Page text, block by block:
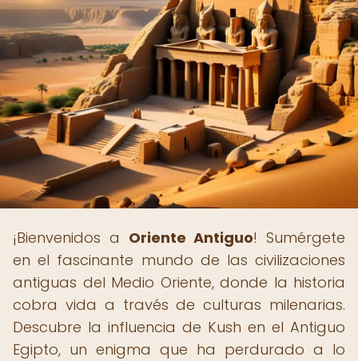
¡Bienvenidos a Oriente Antiguo! Sumérgete
en el fascinante mundo de las civilizaciones
antiguas del Medio Oriente, donde la historia
cobra vida a través de culturas milenarias.
Descubre la influencia de Kush en el Antiguo
Egipto, un enigma que ha perdurado a lo